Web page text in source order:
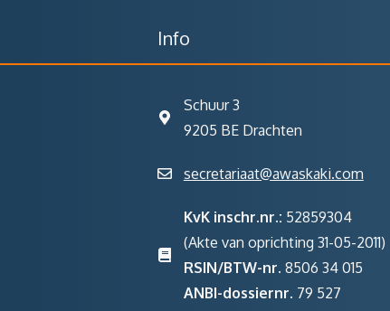
Info
Schuur 3
9205 BE Drachten
secretariaat@awaskaki.com
KvK inschr.nr.: 52859304
(Akte van oprichting 31-05-2011)
RSIN/BTW-nr. 8506 34 015
ANBI-dossiernr. 79 527